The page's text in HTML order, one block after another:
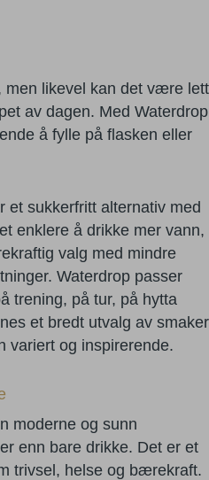
men likevel kan det være lett
av dagen. Med Waterdrop
å fylle på flasken eller
et sukkerfritt alternativ med
enklere å drikke mer vann,
valg med mindre
Waterdrop passer
trening, på tur, på hytta
et bredt utvalg av smaker
variert og inspirerende.
moderne og sunn
enn bare drikke. Det er et
trivsel, helse og bærekraft.